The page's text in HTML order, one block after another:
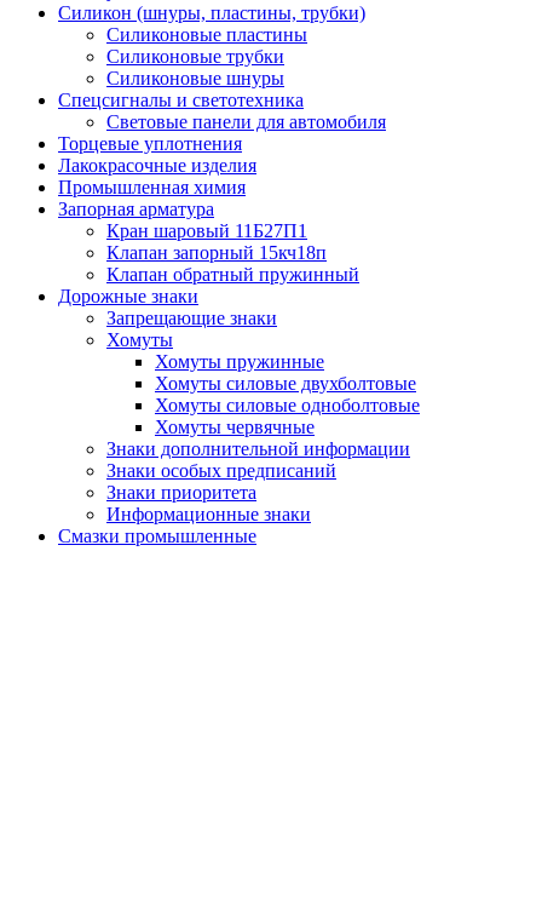
Силикон (шнуры, пластины, трубки)
Силиконовые пластины
Силиконовые трубки
Силиконовые шнуры
Спецсигналы и светотехника
Световые панели для автомобиля
Торцевые уплотнения
Лакокрасочные изделия
Промышленная химия
Запорная арматура
Кран шаровый 11Б27П1
Клапан запорный 15кч18п
Клапан обратный пружинный
Дорожные знаки
Запрещающие знаки
Хомуты
Хомуты пружинные
Хомуты силовые двухболтовые
Хомуты силовые одноболтовые
Хомуты червячные
Знаки дополнительной информации
Знаки особых предписаний
Знаки приоритета
Информационные знаки
Смазки промышленные